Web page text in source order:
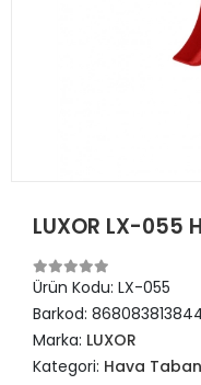
LUXOR LX-055
Ürün Kodu: LX-055
Barkod:
Marka: LUXOR
Kategori: Hava